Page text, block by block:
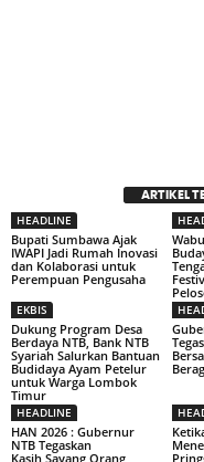
ARTIKEL
HEADLINE
Bupati Sumbawa Ajak
IWAPI Jadi Rumah Inovasi
dan Kolaborasi untuk
Perempuan Pengusaha
EKBIS
Dukung Program Desa
Berdaya NTB, Bank NTB
Syariah Salurkan Bantuan
Budidaya Ayam Petelur
untuk Warga Lombok
Timur
HEADLINE
HAN 2026 : Gubernur
NTB Tegaskan
Kasih Sayang Orang